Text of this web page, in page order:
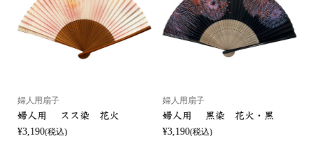
婦人用扇子
婦人用 スス染 花火
¥3,190(税込)
婦人用扇子
婦人用 黒染 花火・黒
¥3,190(税込)